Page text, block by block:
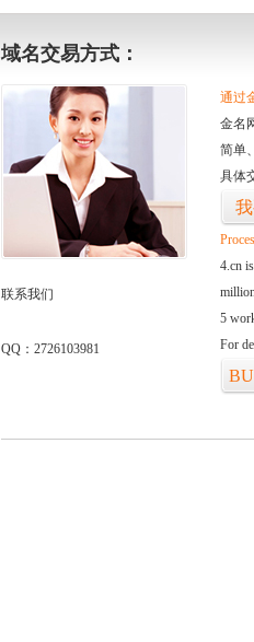
域名交易方式：
联系我们
QQ：2726103981
通过
金名
简单
具体
4.cn
5
For